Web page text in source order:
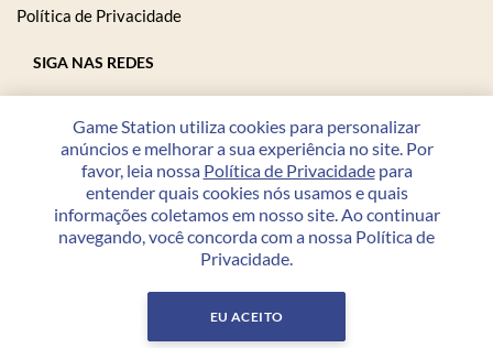
Política de Privacidade
SIGA NAS REDES
FORMAS DE PAGAMENTO
os direitos reservados.
Game Station utiliza cookies para personalizar
anúncios e melhorar a sua experiência no site. Por
favor, leia nossa Política de Privacidadepara
entender quais cookies nós usamos e quais
informações coletamos em nosso site. Ao continuar
navegando, você concorda com a nossa Política de
Privacidade.
EU ACEITO